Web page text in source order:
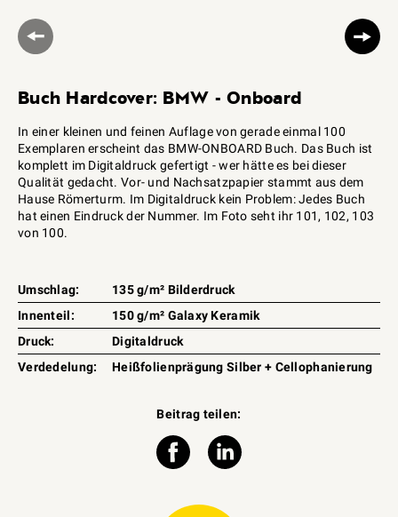
Buch Hardcover: BMW - Onboard
In einer kleinen und feinen Auflage von gerade einmal 100
Exemplaren erscheint das BMW-ONBOARD Buch. Das Buch ist
komplett im Digitaldruck gefertigt - wer hätte es bei dieser
Qualität gedacht. Vor- und Nachsatzpapier stammt aus dem
Hause Römerturm. Im Digitaldruck kein Problem: Jedes Buch
hat einen Eindruck der Nummer. Im Foto seht ihr 101, 102, 103
von 100.
Umschlag:
135 g/m² Bilderdruck
Innenteil:
150 g/m² Galaxy Keramik
Druck:
Digitaldruck
Verdedelung:
Heißfolienprägung Silber + Cellophanierung
Beitrag teilen: